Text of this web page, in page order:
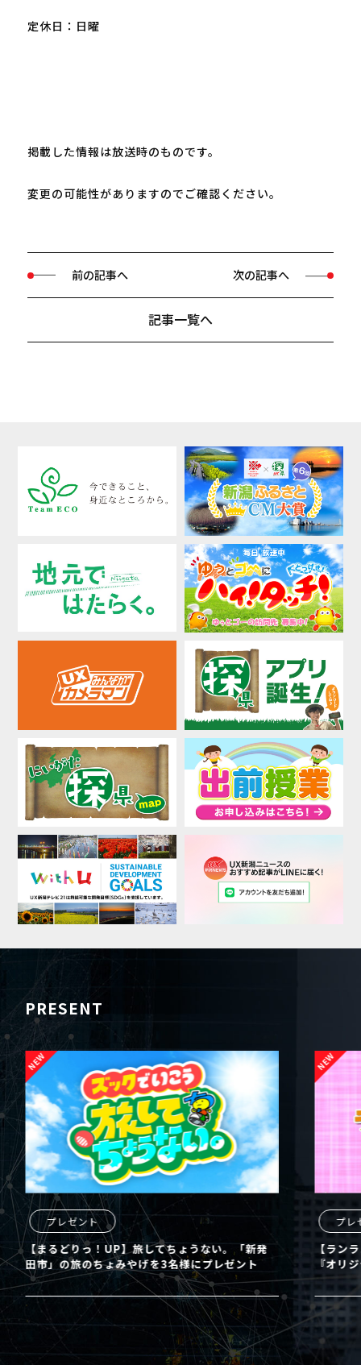
定休日：日曜
掲載した情報は放送時のものです。
変更の可能性がありますのでご確認ください。
前の記事へ
記事一覧へ
次の記事へ
PRESENT
プレゼント
【まるどりっ！UP】旅してちょうない。「新発
田市」の旅のちょみやげを3名様にプレゼント
プレ
【ラン
『オリ